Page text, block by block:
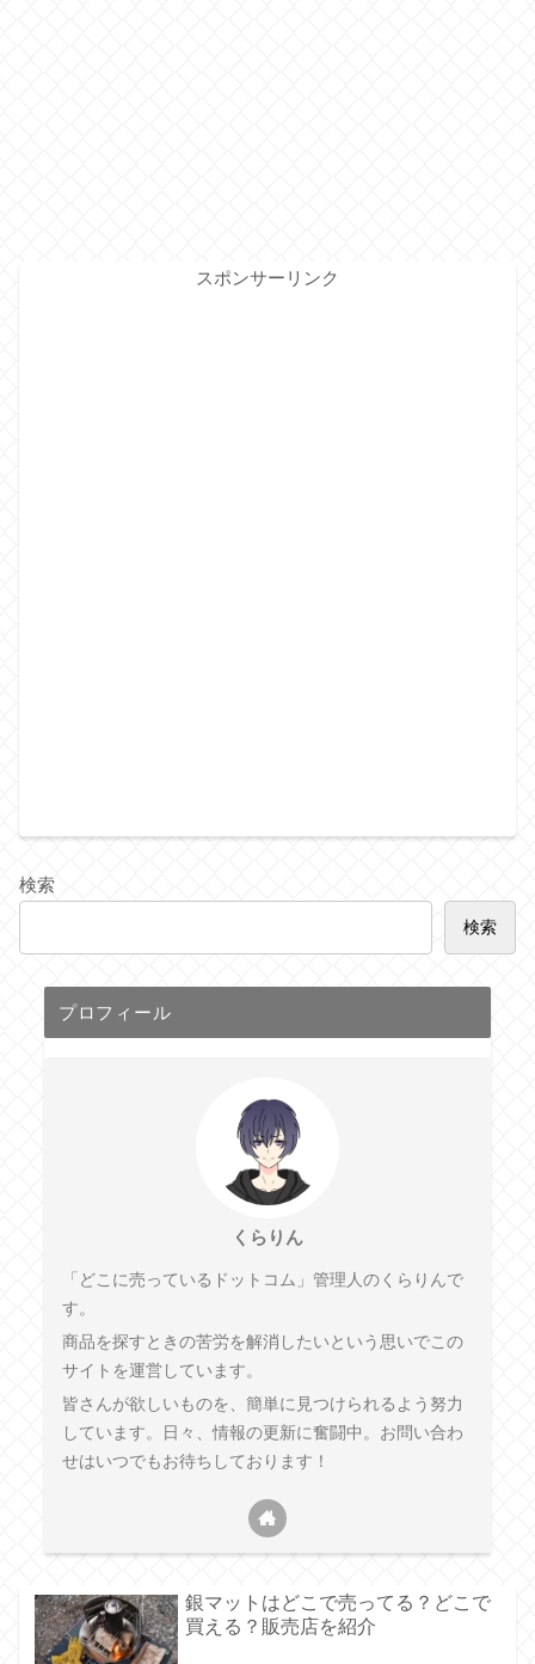
スポンサーリンク
検索
検索
プロフィール
くらりん
「どこに売っているドットコム」管理人のくらりんで
す。
商品を探すときの苦労を解消したいという思いでこの
サイトを運営しています。
皆さんが欲しいものを、簡単に見つけられるよう努力
しています。日々、情報の更新に奮闘中。お問い合わ
せはいつでもお待ちしております！
銀マットはどこで売ってる？どこで
買える？販売店を紹介